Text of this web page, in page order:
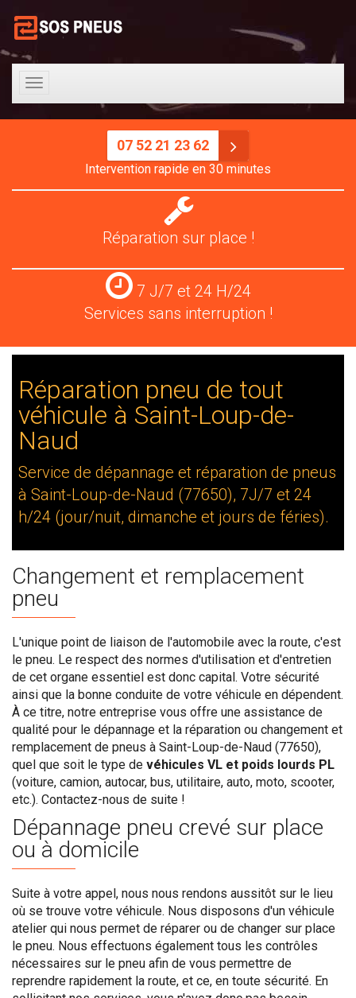
Toggle
navigation
07 52 21 23 62
Intervention rapide en 30 minutes
Réparation
pneus
Réparation sur place !
Services
24
H/24
7 J/7 et 24 H/24
Services sans interruption !
Réparation pneu de tout
véhicule à Saint-Loup-de-
Naud
Service de dépannage et réparation de pneus
à Saint-Loup-de-Naud (77650), 7J/7 et 24
h/24 (jour/nuit, dimanche et jours de féries).
Changement et remplacement
pneu
L'unique point de liaison de l'automobile avec la route, c'est
le pneu. Le respect des normes d'utilisation et d'entretien
de cet organe essentiel est donc capital. Votre sécurité
ainsi que la bonne conduite de votre véhicule en dépendent.
À ce titre, notre entreprise vous offre une assistance de
qualité pour le dépannage et la réparation ou changement et
remplacement de pneus à Saint-Loup-de-Naud (77650),
quel que soit le type de véhicules VL et poids lourds PL
(voiture, camion, autocar, bus, utilitaire, auto, moto, scooter,
etc.). Contactez-nous de suite !
Dépannage pneu crevé sur place
ou à domicile
Suite à votre appel, nous nous rendons aussitôt sur le lieu
où se trouve votre véhicule. Nous disposons d'un véhicule
atelier qui nous permet de réparer ou de changer sur place
le pneu. Nous effectuons également tous les contrôles
nécessaires sur le pneu afin de vous permettre de
reprendre rapidement la route, et ce, en toute sécurité. En